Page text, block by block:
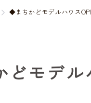
◆まちかどモデルハウス
モデ